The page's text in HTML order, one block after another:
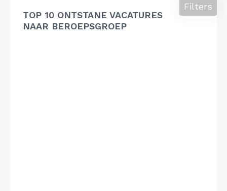
TOP 10 ONTSTANE VACATURES
NAAR BEROEPSGROEP
Filters